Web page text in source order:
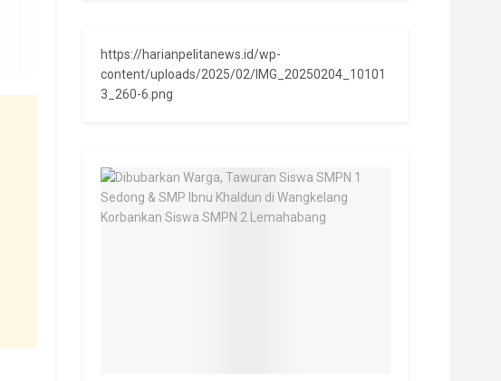
https://harianpelitanews.id/wp-
content/uploads/2025/02/IMG_20250204_10101
3_260-6.png